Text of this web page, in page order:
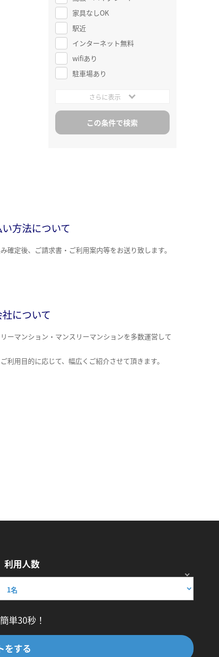
家具なしOK
駅近
インターネット無料
wifiあり
駐車場あり
さらに表示
方法について
確定後、ご請求書・ご利用案内等をお送り致します。
について
ーマンション・マンスリーマンションを多数運営して
利用目的に応じて、幅広くご紹介させて頂きます。
利用人数
単30秒！
をする